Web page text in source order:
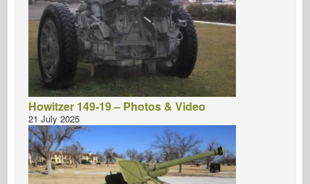
Howitzer 149-19 – Photos & Video
21 July 2025